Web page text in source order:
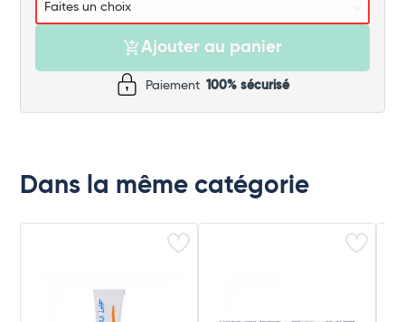
Ajouter au panier
Paiement 100% sécurisé
Dans la même catégorie